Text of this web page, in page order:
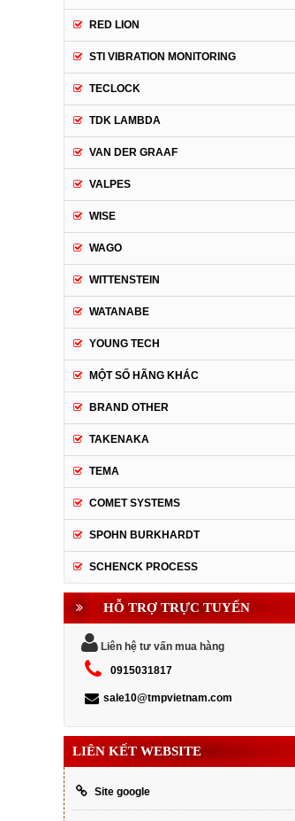
RED LION
STI VIBRATION MONITORING
TECLOCK
TDK LAMBDA
VAN DER GRAAF
VALPES
WISE
WAGO
WITTENSTEIN
WATANABE
YOUNG TECH
MỘT SỐ HÃNG KHÁC
BRAND OTHER
TAKENAKA
TEMA
COMET SYSTEMS
SPOHN BURKHARDT
SCHENCK PROCESS
HỖ TRỢ TRỰC TUYẾN
Liên hệ tư vấn mua hàng
0915031817
sale10@tmpvietnam.com
LIÊN KẾT WEBSITE
Site google